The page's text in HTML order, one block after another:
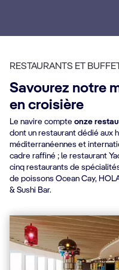
RESTAURANTS ET
Savourez notre
en croisière
Le navire compte onze
dont un restaurant dédié aux
méditerranéennes et
cadre raffiné ; le restaurant
cinq restaurants de
de poissons Ocean Cay,
& Sushi Bar.